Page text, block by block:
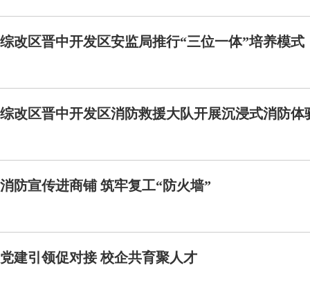
综改区晋中开发区安监局推行“三位一体”培养模式
综改区晋中开发区消防救援大队开展沉浸式消防体
消防宣传进商铺 筑牢复工“防火墙”
党建引领促对接 校企共育聚人才